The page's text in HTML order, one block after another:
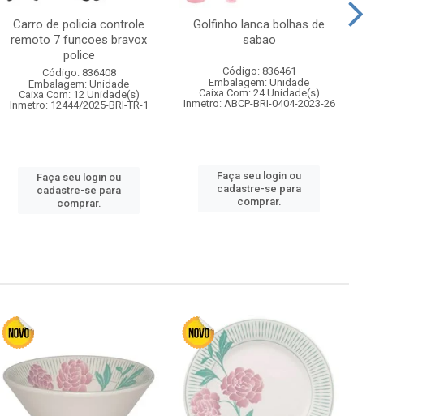
Carro de policia controle
remoto 7 funcoes bravox
police
Código: 836408
Embalagem: Unidade
Caixa Com: 12 Unidade(s)
Inmetro: 12444/2025-BRI-TR-1
Faça seu login ou
cadastre-se para
comprar.
Golfinho lanca bolhas de
sabao
Código: 836461
Embalagem: Unidade
Caixa Com: 24 Unidade(s)
Inmetro: ABCP-BRI-0404-2023-26
Faça seu login ou
cadastre-se para
comprar.